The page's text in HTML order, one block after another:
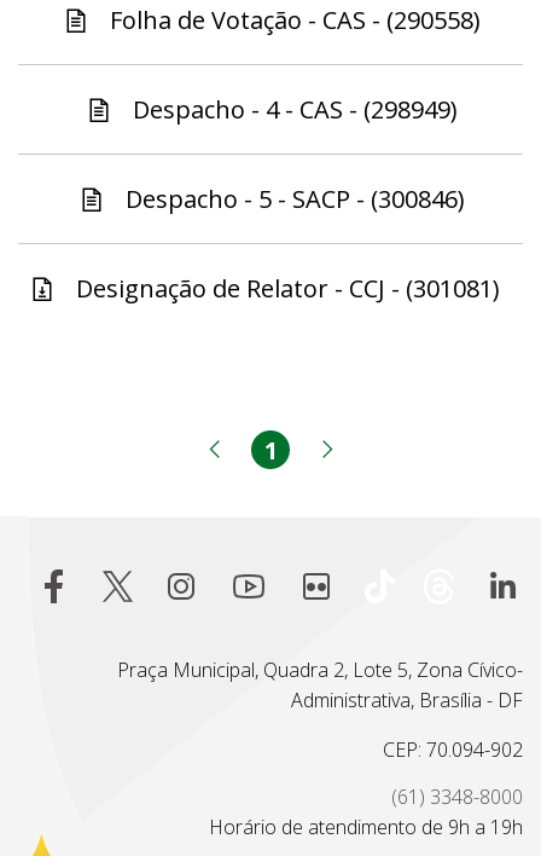
Folha de Votação - CAS - (290558)
Despacho - 4 - CAS - (298949)
Despacho - 5 - SACP - (300846)
Designação de Relator - CCJ - (301081)
Página anterior
Página
1
Praça Municipal, Quadra 2, Lote 5, Zona Cívico-
Administrativa, Brasília - DF
CEP: 70.094-902
(61) 3348-8000
Horário de atendimento de 9h a 19h